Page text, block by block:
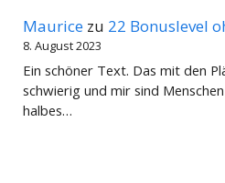
Maurice zu 22 Bonuslevel
8. August 2023
Ein schöner Text. Das mit den
schwierig und mir sind
halbes…